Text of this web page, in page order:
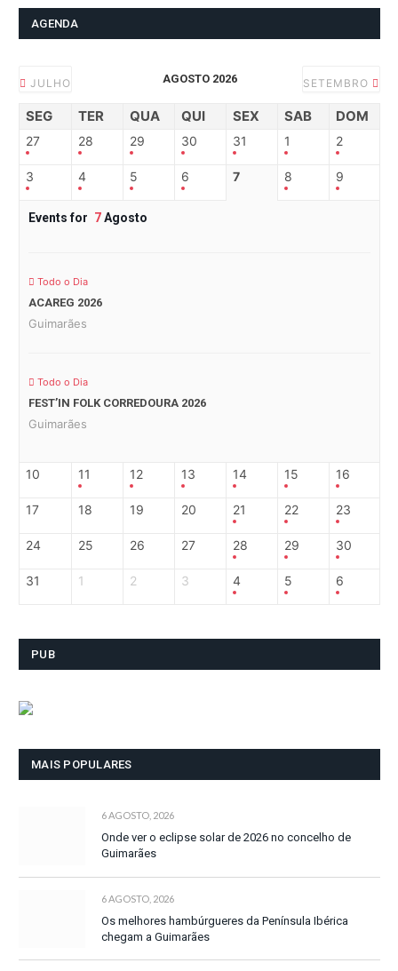
AGENDA
JULHO AGOSTO 2026 SETEMBRO
SEG TER QUA QUI SEX SAB DOM
27 28 29 30 31 1 2
3 4 5 6 7 8 9
Events for 7Agosto
Todo o Dia
ACAREG 2026
Guimarães
Todo o Dia
FEST’IN FOLK CORREDOURA 2026
Guimarães
10 11 12 13 14 15 16
17 18 19 20 21 22 23
24 25 26 27 28 29 30
31 1 2 3 4 5 6
PUB
MAIS POPULARES
6 AGOSTO, 2026
Onde ver o eclipse solar de 2026 no concelho de
Guimarães
6 AGOSTO, 2026
Os melhores hambúrgueres da Península Ibérica
chegam a Guimarães